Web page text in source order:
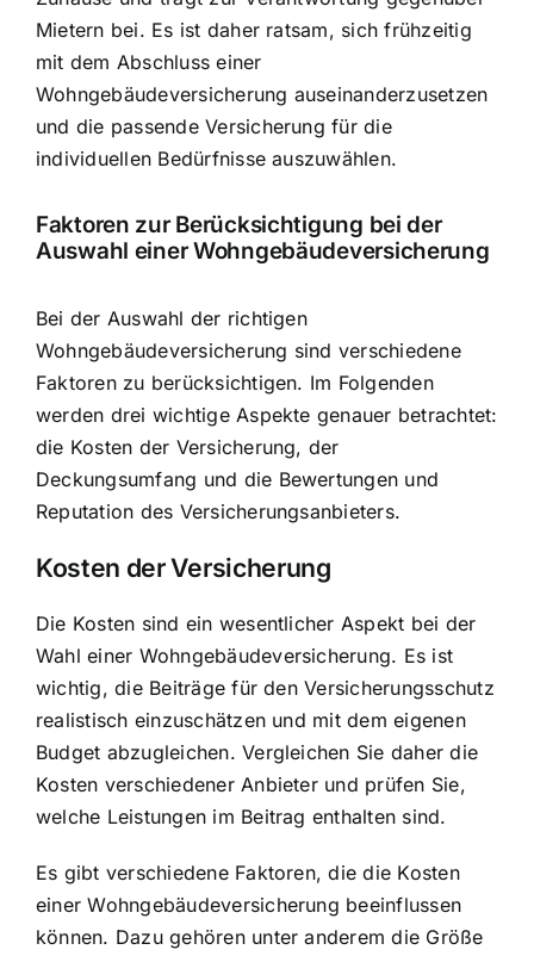
Mietern bei. Es ist daher ratsam, sich frühzeitig
mit dem Abschluss einer
Wohngebäudeversicherung auseinanderzusetzen
und die passende Versicherung für die
individuellen Bedürfnisse auszuwählen.
Faktoren zur Berücksichtigung bei der
Auswahl einer Wohngebäudeversicherung
Bei der Auswahl der richtigen
Wohngebäudeversicherung sind verschiedene
Faktoren zu berücksichtigen. Im Folgenden
werden drei wichtige Aspekte genauer betrachtet:
die Kosten der Versicherung, der
Deckungsumfang und die Bewertungen und
Reputation des Versicherungsanbieters.
Kosten der Versicherung
Die Kosten sind ein wesentlicher Aspekt bei der
Wahl einer Wohngebäudeversicherung. Es ist
wichtig, die Beiträge für den Versicherungsschutz
realistisch einzuschätzen und mit dem eigenen
Budget abzugleichen. Vergleichen Sie daher die
Kosten verschiedener Anbieter und prüfen Sie,
welche Leistungen im Beitrag enthalten sind.
Es gibt verschiedene Faktoren, die die Kosten
einer Wohngebäudeversicherung beeinflussen
können. Dazu gehören unter anderem die Größe